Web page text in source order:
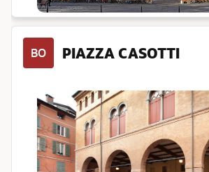
BO PIAZZA CASOTTI